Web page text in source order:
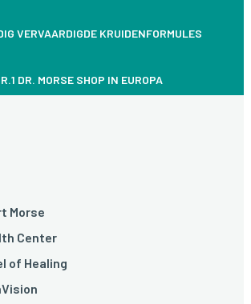
VERVAARDIGDE KRUIDENFORMULES
DR. MORSE SHOP IN EUROPA
Morse
Center
of Healing